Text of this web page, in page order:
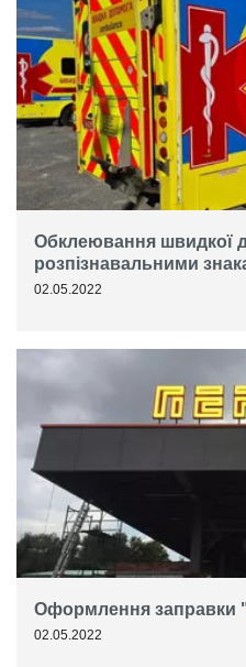
Обклеювання швидкої
розпізнавальними
02.05.2022
Оформлення заправки
02.05.2022